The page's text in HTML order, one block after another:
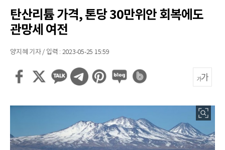
탄산리튬 가격, 톤당 30만위안 회복에도
관망세 여전
양지혜 기자 / 입력 : 2023-05-25 15:59